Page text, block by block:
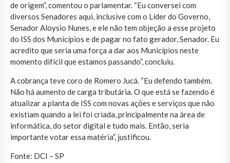
de origem”, comentou o parlamentar. “Eu conversei com
diversos Senadores aqui, inclusive com o Líder do Governo,
Senador Aloysio Nunes, e ele não tem objeção a esse projeto
do ISS dos Municípios e de pagar no fato gerador, Senador. Eu
acredito que seria uma força a dar aos Municípios neste
momento difícil que estamos passando”, concluiu.
A cobrança teve coro de Romero Jucá. “Eu defendo também.
Não há aumento de carga tributária. O que está se fazendo é
atualizar a planta de ISS com novas ações e serviços que não
existiam quando a lei foi criada, principalmente na área de
informática, do setor digital e tudo mais. Então, seria
importante votar essa matéria”, justificou.
Fonte: DCI – SP